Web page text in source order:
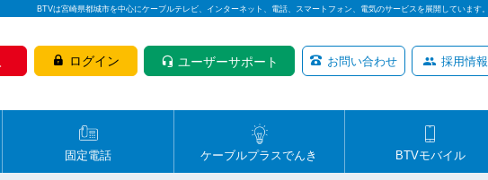
BTVは宮崎県都城市を中心にケーブルテレビ、インターネット、電話、スマートフォン、電気のサービスを展開しています。
ログイン ユーザーサポート お問い合わせ 採用情報
固定電話 ケーブルプラスでんき BTVモバイル